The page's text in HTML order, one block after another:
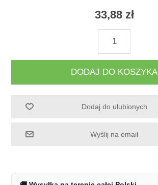
33,88 zł
DODAJ DO KOSZYKA
Dodaj do ulubionych
Wyślij na email